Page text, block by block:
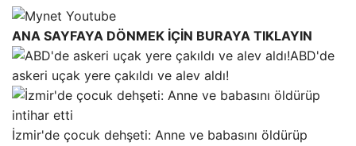
ANA SAYFAYA DÖNMEK İÇİN BURAYA TIKLAYIN
ABD'de
askeri uçak yere çakıldı ve alev aldı!
İzmir'de çocuk dehşeti: Anne ve babasını öldürüp